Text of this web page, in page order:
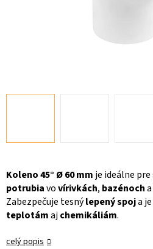
Koleno 45° Ø 60 mm je ideálne
potrubiavovírivkách, bazénocha
Zabezpečuje tesnýlepený spoja
teplotámajchemikáliám.
celý popis